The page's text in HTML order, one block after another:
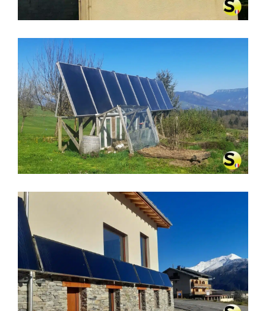
CHAUFFAGE SOLAIRE À MIRIBEL-
LÈS-ÉCHELLES (38380)
CHAUFFAGE SOLAIRE SOLISART À
AUSSOIS (73500)